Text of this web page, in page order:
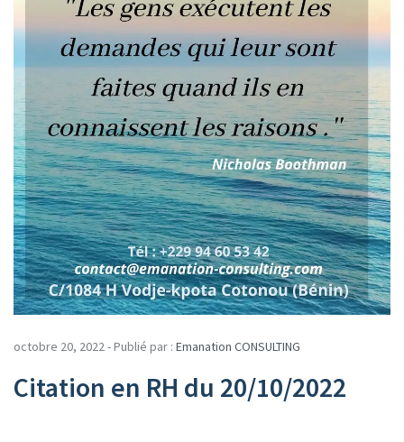
octobre 20, 2022 - Publié par : Emanation CONSULTING
Citation en RH du 20/10/2022